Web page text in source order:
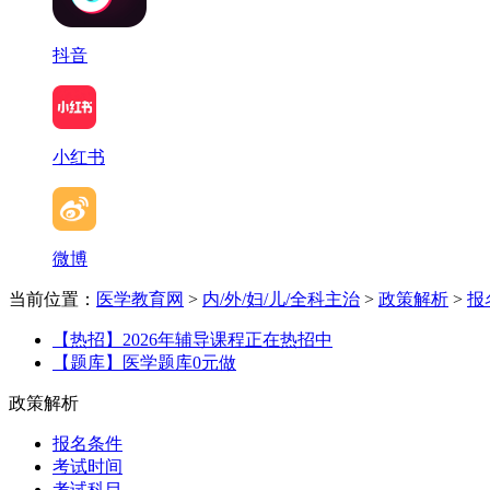
抖音
小红书
微博
当前位置： 医学教育网 > 内/外/妇/儿/全科主治 > 政策解析 > 报
【热招】2026年辅导课程正在热招中
【题库】医学题库0元做
政策解析
报名条件
考试时间